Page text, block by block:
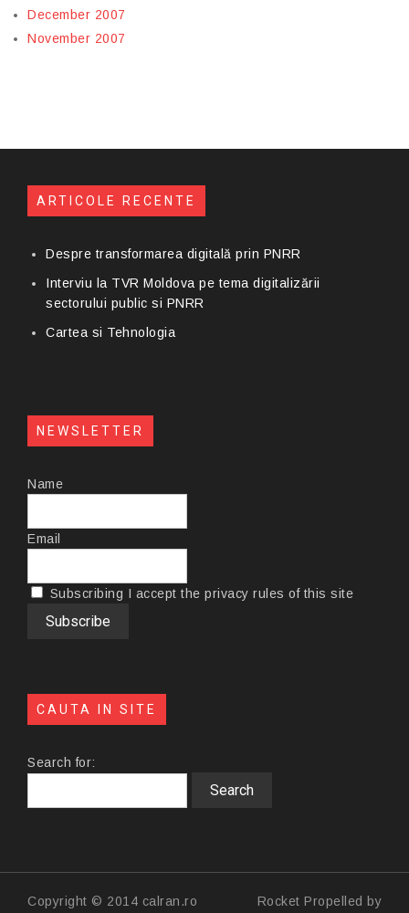
December 2007
November 2007
ARTICOLE RECENTE
Despre transformarea digitală prin PNRR
Interviu la TVR Moldova pe tema digitalizării
sectorului public si PNRR
Cartea si Tehnologia
NEWSLETTER
Name
Email
Subscribing I accept the privacy rules of this site
CAUTA IN SITE
Search for:
Copyright © 2014 calran.ro
Rocket Propelled by